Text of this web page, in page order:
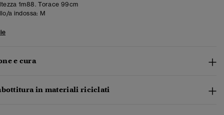
1m88. Torace 99cm
a indossa: M
e cura
in materiali riciclati